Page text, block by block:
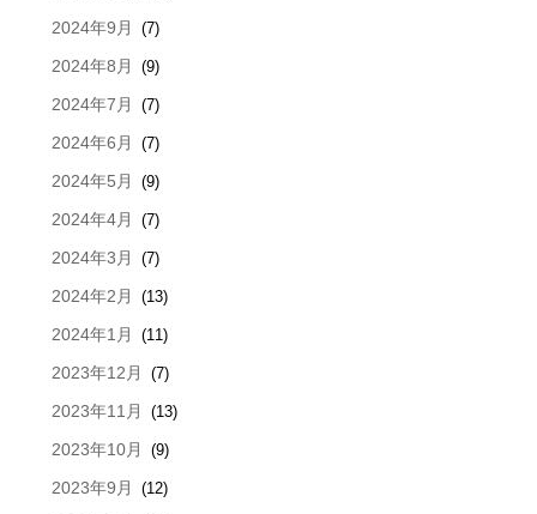
2024年9月 (7)
2024年8月 (9)
2024年7月 (7)
2024年6月 (7)
2024年5月 (9)
2024年4月 (7)
2024年3月 (7)
2024年2月 (13)
2024年1月 (11)
2023年12月 (7)
2023年11月 (13)
2023年10月 (9)
2023年9月 (12)